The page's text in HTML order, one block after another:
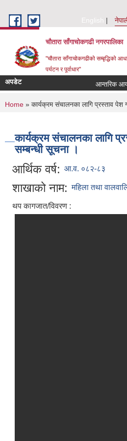
English
चौतारा साँगाचोकगढी नगरपालिका
"चौतारा साँगाचोकगढीको सम्बृद्धिको
पर्यटन र पूर्वाधार"
अपडेट आन्तरिक आय
You are here
Home » कार्यक्रम संचालनका लागि प्रस्ताव पेश
कार्यक्रम संचालनका लागि
सम्बन्धी सूचना ।
आर्थिक वर्ष: आ.व. ०८२-८३
शाखाको नाम: महिला तथा
थप कागजात/विवरण :